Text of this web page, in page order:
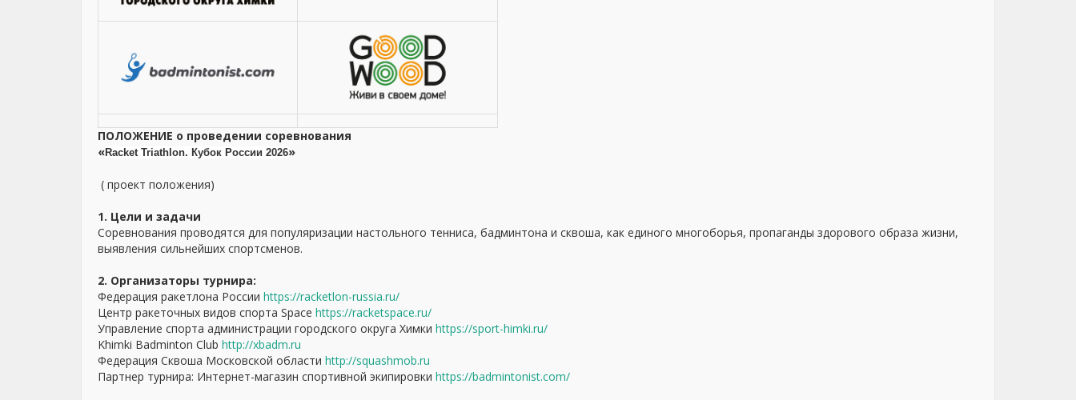
ПОЛОЖЕНИЕ о проведении соревнования
«Racket Triathlon. Кубок России 2026»
( проект положения)
1. Цели и задачи
Соревнования проводятся для популяризации настольного тенниса, бадминтона и сквоша, как единого многоборья, пропаганды здорового образа жизни,
выявления сильнейших спортсменов.
2. Организаторы турнира:
Федерация ракетлона России https://racketlon-russia.ru/
Центр ракеточных видов спорта Space https://racketspace.ru/
Управление спорта администрации городского округа Химки https://sport-himki.ru/
Khimki Badminton Club http://xbadm.ru
Федерация Сквоша Московской области http://squashmob.ru
Партнер турнира: Интернет-магазин спортивной экипировки https://badmintonist.com/